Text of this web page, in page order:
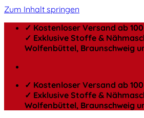
Zum Inhalt springen
✓ Kostenloser Versand ab
✓ Exklusive Stoffe &
Wolfenbüttel, Braunschweig
✓ Kostenloser Versand ab
✓ Exklusive Stoffe &
Wolfenbüttel, Braunschweig